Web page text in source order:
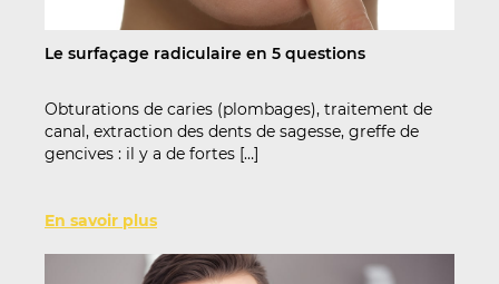
Le surfaçage radiculaire en 5 questions
Obturations de caries (plombages), traitement de
canal, extraction des dents de sagesse, greffe de
gencives : il y a de fortes […]
En savoir plus